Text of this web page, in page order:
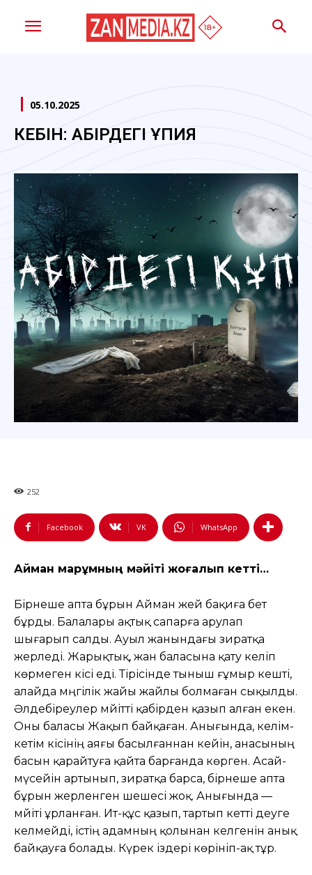
05.10.2025
КЕБІН: ҚАБІРДЕГІ ҚҰПИЯ
252
Facebook VK WhatsApp
Айман марқұмның мәйіті жоғалып кетті…
Бірнеше апта бұрын Айман әжей бақиға бет
бұрды. Балалары ақтық сапарға арулап
шығарып салды. Ауыл жанындағы зиратқа
жерледі. Жарықтық, жан баласына қату келіп
көрмеген кісі еді. Тірісінде тыныш ғұмыр кешті,
алайда мәңгілік жайы жайлы болмаған сықылды.
Әлдебіреулер мәйітті қабірден қазып алған екен.
Оны баласы Жақып байқаған. Анығында, келім-
кетім кісінің аяғы басылғаннан кейін, анасының
басын қарайтуға қайта барғанда көрген. Асай-
мүсейін артынып, зиратқа барса, бірнеше апта
бұрын жерленген шешесі жоқ. Анығында —
мәйіті ұрланған. Ит-құс қазып, тартып кетті деуге
келмейді, істің адамның қолынан келгенін анық
байқауға болады. Күрек іздері көрініп-ақ тұр.